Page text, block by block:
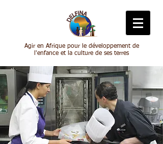
Agir en Afrique pour le développement de
l'enfance et la culture de ses terres